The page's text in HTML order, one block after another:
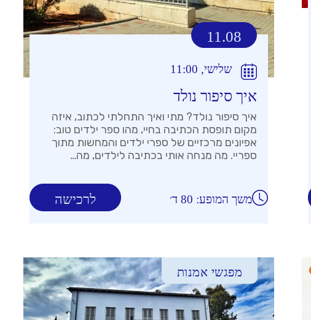
11.08
שלישי, 11:00
איך סיפור נולד
איך סיפור נולד? מתי ואיך התחלתי לכתוב, איזה
מקום תופסת הכתיבה בחיי, מהו ספר ילדים טוב:
אפיונים מרכזיים של ספרי ילדים והמחשות מתוך
ספריי. מה מנחה אותי בכתיבה לילדים, מה…
לרכישה משך המופע: 80 ד׳
מפגשי אמנות